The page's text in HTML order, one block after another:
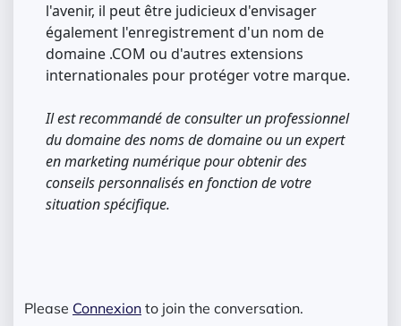
l'avenir, il peut être judicieux d'envisager
également l'enregistrement d'un nom de
domaine .COM ou d'autres extensions
internationales pour protéger votre marque.
Il est recommandé de consulter un professionnel
du domaine des noms de domaine ou un expert
en marketing numérique pour obtenir des
conseils personnalisés en fonction de votre
situation spécifique.
Please Connexion to join the conversation.